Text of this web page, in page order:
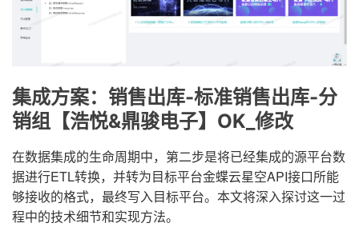
集成方案：销售出库-标准销售出库-分
销组【浩悦&鼎骏电子】OK_修改
在数据集成的生命周期中，第二步是将已经集成的源平台数
据进行ETL转换，并转为目标平台金蝶云星空API接口所能
够接收的格式，最终写入目标平台。本文将深入探讨这一过
程中的技术细节和实现方法。